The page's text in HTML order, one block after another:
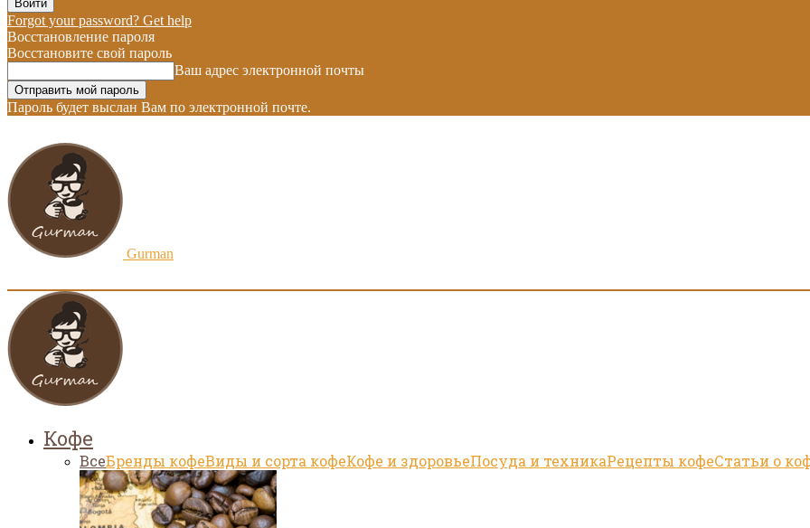
Forgot your password? Get help
Восстановление пароля
Восстановите свой пароль
Ваш адрес электронной почты
Пароль будет выслан Вам по электронной почте.
Gurman
Кофе
ВсеБренды кофеВиды и сорта кофеКофе и здоровьеПосуда и техникаРецепты кофеСтатьи о